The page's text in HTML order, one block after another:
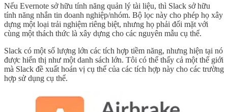
Nếu Evernote sở hữu tính năng quản lý tài liệu, thì Slack sở hữu
tính năng nhắn tin doanh nghiệp/nhóm. Bộ lọc này cho phép họ xây
dựng một loại trải nghiệm riêng biệt, nhưng họ phải đối mặt với
cùng một thách thức là xây dựng cho các nguyên mẫu cụ thể.
Slack có một số lượng lớn các tích hợp tiềm năng, nhưng hiện tại nó
được hiển thị như một danh sách lớn. Tôi có thể thấy cả một thế giới
mà Slack đề xuất hoán vị cụ thể của các tích hợp này cho các trường
hợp sử dụng cụ thể.